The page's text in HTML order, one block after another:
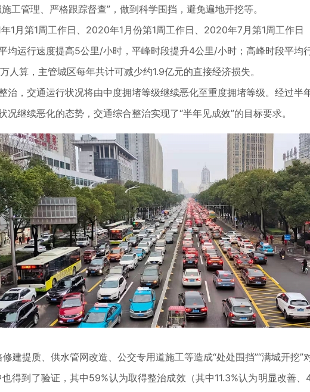
工管理、严格跟踪督查”，做到科学围挡，避免遍地开挖等。
1月第1周工作日、2020年1月份第1周工作日、2020年7月第1周工作日
均运行速度提高5公里/小时，平峰时段提升4公里/小时；高峰时段平均
算，主管城区每年共计可减少约1.9亿元的直接经济损失。
治，交通运行状况将由中度拥堵等级继续恶化至重度拥堵等级。经过
继续恶化的态势，交通综合整治实现了“半年见成效”的目标要求。
建提质、供水管网改造、公交专用道施工等造成“处处围挡”“满城开挖”
得到了验证，其中59%认为取得整治成效（其中11.3%认为明显改善